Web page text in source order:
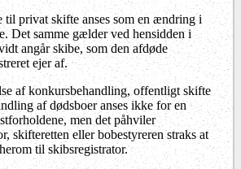
til privat skifte anses som en ændring i
Det samme gælder ved hensidden i
angår skibe, som den afdøde
ejer af.
af konkursbehandling, offentligt skifte
af dødsboer anses ikke for en
men det påhviler
skifteretten eller bobestyreren straks at
til skibsregistrator.